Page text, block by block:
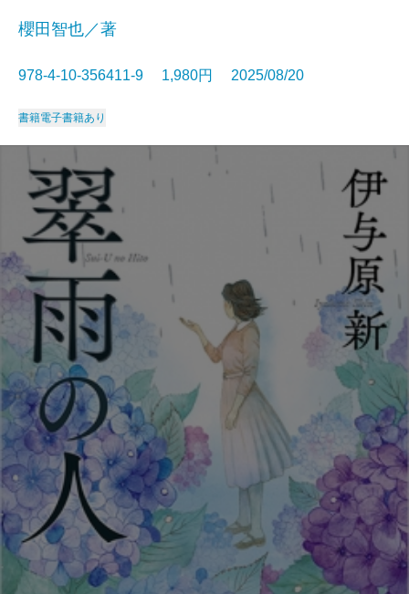
櫻田智也／著
978-4-10-356411-9 1,980円 2025/08/20
書籍電子書籍あり